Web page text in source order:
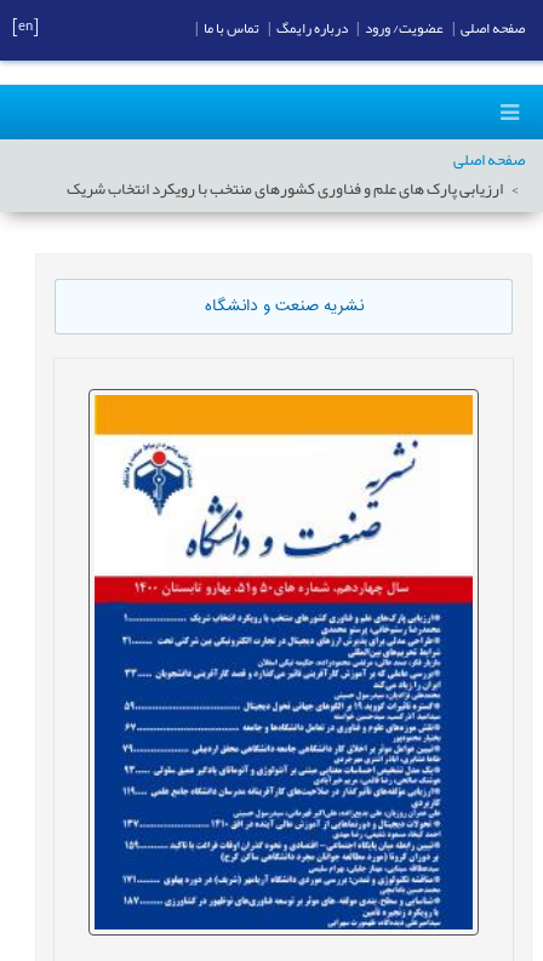
صفحه اصلی
ارزیابی پارک های علم و فناوری کشورهای منتخب با رویکرد انتخاب شریک
نشریه صنعت و دانشگاه
صفحه اصلی عضویت/ ورود درباره رایمگ تماس با ما